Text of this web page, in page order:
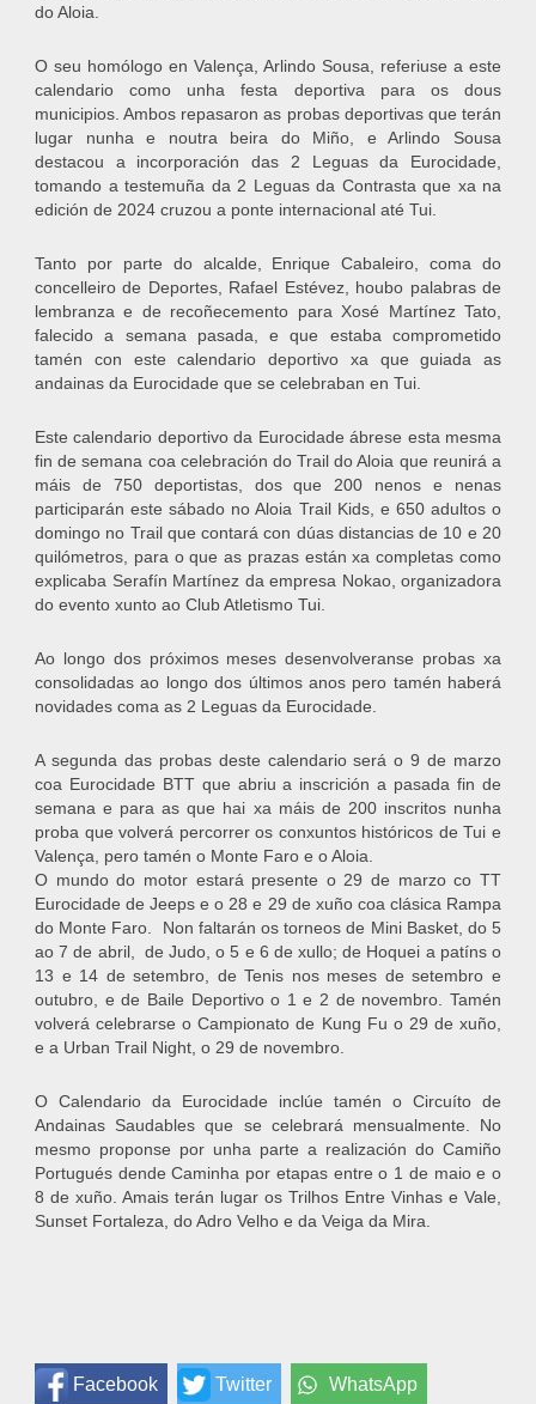
do Aloia.
O seu homólogo en Valença, Arlindo Sousa, referiuse a este
calendario como unha festa deportiva para os dous
municipios. Ambos repasaron as probas deportivas que terán
lugar nunha e noutra beira do Miño, e Arlindo Sousa
destacou a incorporación das 2 Leguas da Eurocidade,
tomando a testemuña da 2 Leguas da Contrasta que xa na
edición de 2024 cruzou a ponte internacional até Tui.
Tanto por parte do alcalde, Enrique Cabaleiro, coma do
concelleiro de Deportes, Rafael Estévez, houbo palabras de
lembranza e de recoñecemento para Xosé Martínez Tato,
falecido a semana pasada, e que estaba comprometido
tamén con este calendario deportivo xa que guiada as
andainas da Eurocidade que se celebraban en Tui.
Este calendario deportivo da Eurocidade ábrese esta mesma
fin de semana coa celebración do Trail do Aloia que reunirá a
máis de 750 deportistas, dos que 200 nenos e nenas
participarán este sábado no Aloia Trail Kids, e 650 adultos o
domingo no Trail que contará con dúas distancias de 10 e 20
quilómetros, para o que as prazas están xa completas como
explicaba Serafín Martínez da empresa Nokao, organizadora
do evento xunto ao Club Atletismo Tui.
Ao longo dos próximos meses desenvolveranse probas xa
consolidadas ao longo dos últimos anos pero tamén haberá
novidades coma as 2 Leguas da Eurocidade.
A segunda das probas deste calendario será o 9 de marzo
coa Eurocidade BTT que abriu a inscrición a pasada fin de
semana e para as que hai xa máis de 200 inscritos nunha
proba que volverá percorrer os conxuntos históricos de Tui e
Valença, pero tamén o Monte Faro e o Aloia.
O mundo do motor estará presente o 29 de marzo co TT
Eurocidade de Jeeps e o 28 e 29 de xuño coa clásica Rampa
do Monte Faro. Non faltarán os torneos de Mini Basket, do 5
ao 7 de abril, de Judo, o 5 e 6 de xullo; de Hoquei a patíns o
13 e 14 de setembro, de Tenis nos meses de setembro e
outubro, e de Baile Deportivo o 1 e 2 de novembro. Tamén
volverá celebrarse o Campionato de Kung Fu o 29 de xuño,
e a Urban Trail Night, o 29 de novembro.
O Calendario da Eurocidade inclúe tamén o Circuíto de
Andainas Saudables que se celebrará mensualmente. No
mesmo proponse por unha parte a realización do Camiño
Portugués dende Caminha por etapas entre o 1 de maio e o
8 de xuño. Amais terán lugar os Trilhos Entre Vinhas e Vale,
Sunset Fortaleza, do Adro Velho e da Veiga da Mira.
Facebook Twitter WhatsApp